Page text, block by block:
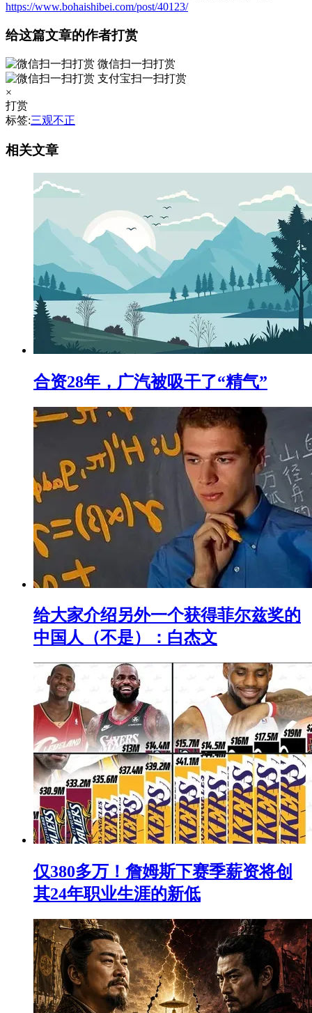
https://www.bohaishibei.com/post/40123/
给这篇文章的作者打赏
微信扫一扫打赏
支付宝扫一扫打赏
×
打赏
标签:三观不正
相关文章
合资28年，广汽被吸干了“精气”
给大家介绍另外一个获得菲尔兹奖的
中国人（不是）：白杰文
仅380多万！詹姆斯下赛季薪资将创
其24年职业生涯的新低